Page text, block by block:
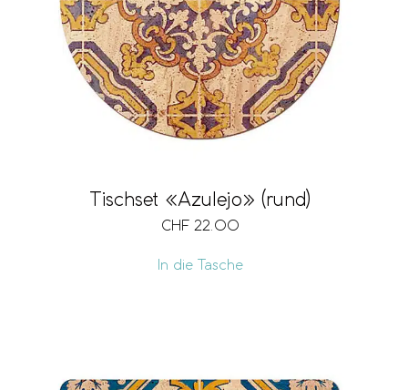
Tischset «Azulejo» (rund)
CHF 22.00
In die Tasche